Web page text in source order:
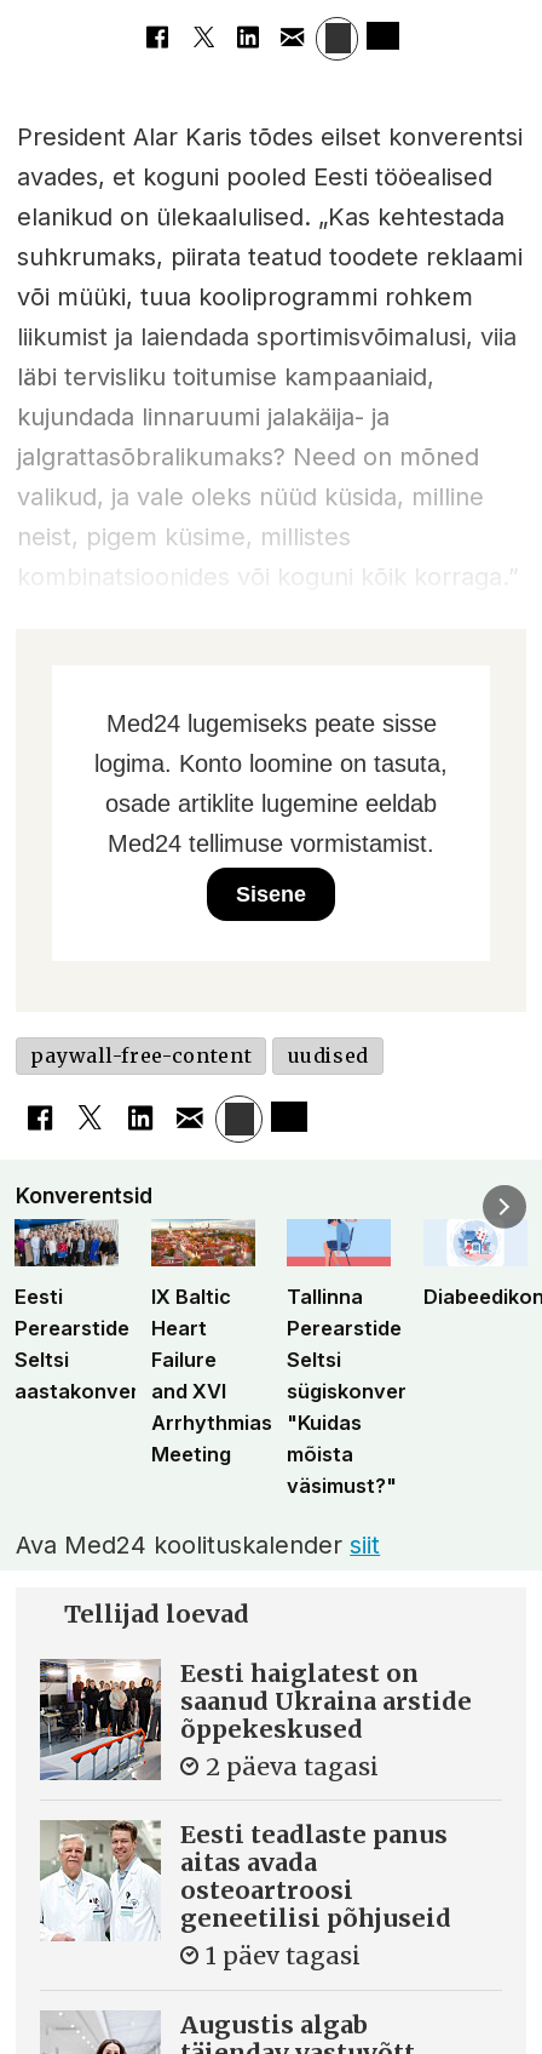
President Alar Karis tõdes eilset konverentsi
avades, et koguni pooled Eesti tööealised
elanikud on ülekaalulised. „Kas kehtestada
suhkrumaks, piirata teatud toodete reklaami
või müüki, tuua kooliprogrammi rohkem
liikumist ja laiendada sportimisvõimalusi, viia
läbi tervisliku toitumise kampaaniaid,
kujundada linnaruumi jalakäija- ja
jalgrattasõbralikumaks? Need on mõned
valikud, ja vale oleks nüüd küsida, milline
neist, pigem küsime, millistes
kombinatsioonides või koguni kõik korraga.”
Med24 lugemiseks peate sisse
logima. Konto loomine on tasuta,
osade artiklite lugemine eeldab
Med24 tellimuse vormistamist.
Sisene
paywall-free-content uudised
Konverentsid
Eesti
Perearstide
Seltsi
aastakonverents
IX Baltic
Heart
Failure
and XVI
Arrhythmias
Meeting
Tallinna
Perearstide
Seltsi
sügiskonverents
"Kuidas
mõista
väsimust?"
Ava Med24 koolituskalendersiit
Tellijad loevad
Eesti haiglatest on
saanud Ukraina arstide
õppekeskused
2 päeva tagasi
Eesti teadlaste panus
aitas avada
osteoartroosi
geneetilisi põhjuseid
1 päev tagasi
Augustis algab